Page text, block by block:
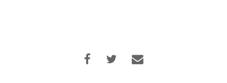
الإجراء